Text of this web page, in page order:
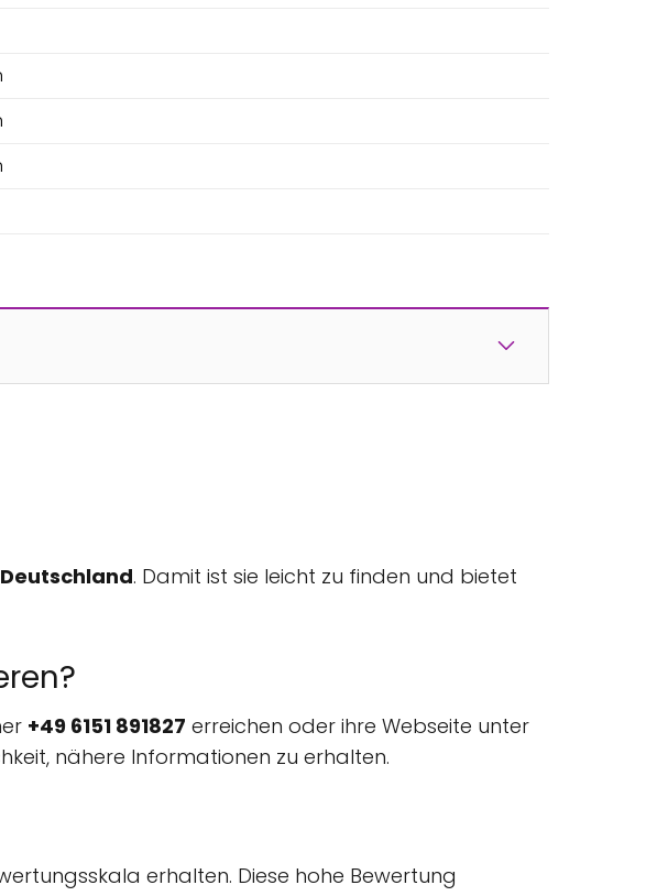
Deutschland. Damit ist sie leicht zu finden und bietet
+49 6151 891827 erreichen oder ihre Webseite unter
nähere Informationen zu erhalten.
erhalten. Diese hohe Bewertung